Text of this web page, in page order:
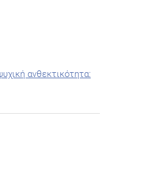
ανθεκτικότητα: